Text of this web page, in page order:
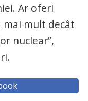
Ar oferi
mai mult decât
nuclear”,